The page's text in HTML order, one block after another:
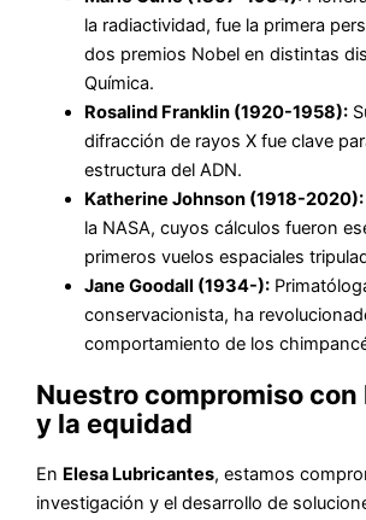
la radiactividad, fue la primera
dos premios Nobel en distintas
Química.
Rosalind Franklin (1920-1958):
difracción de rayos X fue clave
estructura del ADN.
Katherine Johnson (1918-2020):
la NASA, cuyos cálculos fueron
primeros vuelos espaciales
Jane Goodall (1934-):
conservacionista, ha
comportamiento de los
Nuestro compromiso con
y la equidad
En Elesa Lubricantes, estamos
investigación y el desarrollo de